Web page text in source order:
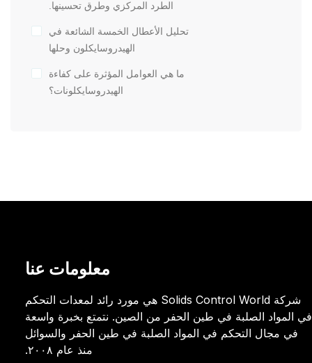
الطرد المركزي وطرق تحسينها.
تحليل الأعطال الخمسة الشائعة في
الهيدروسايكلون وحلها
ما هي العوامل المؤثرة على كفاءة
الهيدروسايكلونات؟
معلومات عنا
شركة Solids Control World هي مورد رائد لمعدات التحكم
في المواد الصلبة في طين الحفر من الصين. نتمتع بخبرة واسعة
في مجال التحكم في المواد الصلبة في طين الحفر والسوائل
منذ عام ٢٠٠٨.